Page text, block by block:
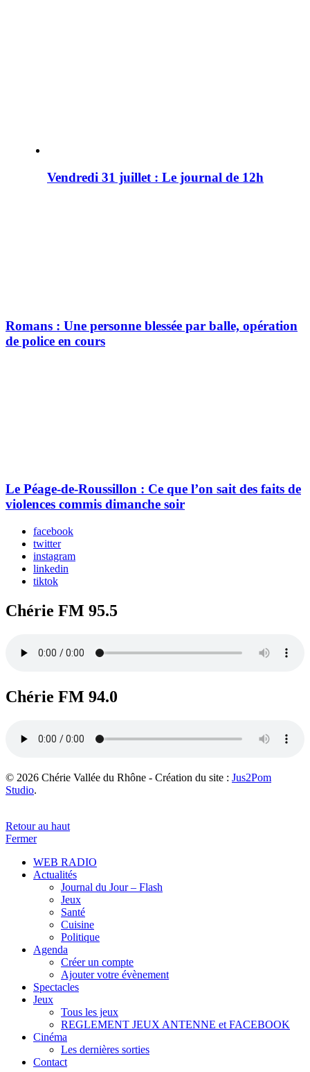
Vendredi 31 juillet : Le journal de 12h
Romans : Une personne blessée par balle, opération
de police en cours
Le Péage-de-Roussillon : Ce que l’on sait des faits de
violences commis dimanche soir
facebook
twitter
instagram
linkedin
tiktok
Chérie FM 95.5
Chérie FM 94.0
© 2026 Chérie Vallée du Rhône - Création du site : Jus2Pom
Studio.
Retour au haut
Fermer
WEB RADIO
Actualités
Journal du Jour – Flash
Jeux
Santé
Cuisine
Politique
Agenda
Créer un compte
Ajouter votre évènement
Spectacles
Jeux
Tous les jeux
REGLEMENT JEUX ANTENNE et FACEBOOK
Cinéma
Les dernières sorties
Contact